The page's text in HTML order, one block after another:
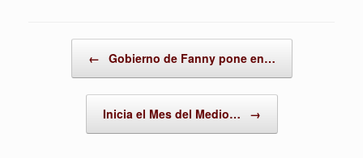
← Gobierno de Fanny pone en…
Inicia el Mes del Medio… →